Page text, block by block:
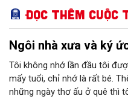
Đọc thêm Cuộc
Ngôi nhà xưa và ký
Tôi không nhớ lần đầu tôi
mấy tuổi, chỉ nhớ là rất bé.
những ngày thơ ấu ở quê thì